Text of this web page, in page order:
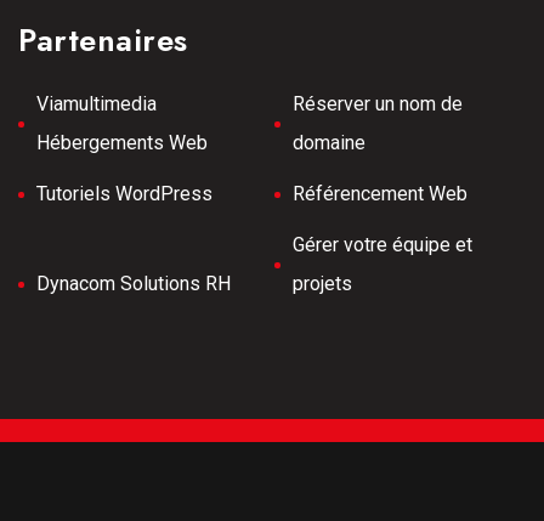
Partenaires
Viamultimedia
Hébergements Web
Réserver un nom de
domaine
Tutoriels WordPress Référencement Web
Dynacom Solutions RH
Gérer votre équipe et
projets